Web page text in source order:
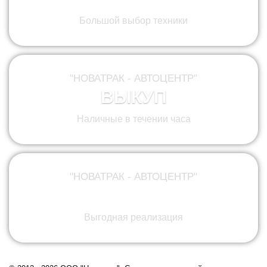
Большой выбор техники
"НОВАТРАК - АВТОЦЕНТР"
ВЫКУП
Наличные в течении часа
"НОВАТРАК - АВТОЦЕНТР"
Выгодная реализация